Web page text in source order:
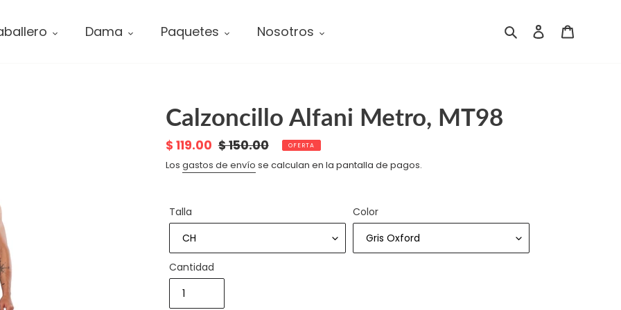
Dama Paquetes Nosotros Buscar Ingresar
Calzoncillo Alfani Metro, MT98
Precio
de
$ 119.00 Precio
habitual
$ 150.00 OFERTA
Los gastos de envío se calculan en la pantalla de pagos.
Talla Color
Cantidad